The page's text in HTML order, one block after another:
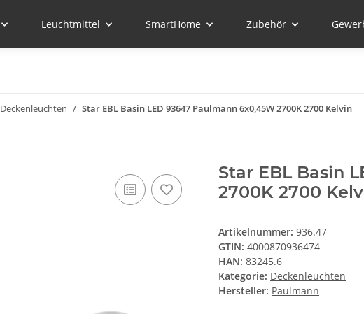
Leuchtmittel SmartHome Zubehör
Deckenleuchten Star EBL Basin LED 93647 Paulmann 6x0,45W 2700K 2700 Kelvin
Star EBL Basin
2700K 2700
Artikelnummer: 936.47
GTIN: 4000870936474
HAN: 83245.6
Kategorie: Deckenleuchten
Hersteller: Paulmann